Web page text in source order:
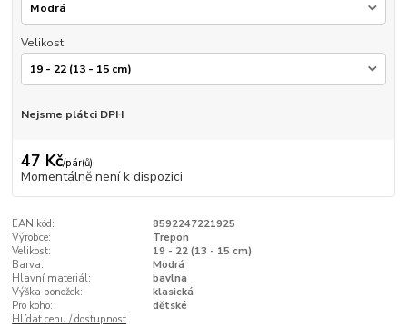
Velikost
Nejsme plátci DPH
47 Kč/pár(ů)
Momentálně není k dispozici
EAN kód:
8592247221925
Výrobce:
Trepon
Velikost:
19 - 22 (13 - 15 cm)
Barva:
Modrá
Hlavní materiál:
bavlna
Výška ponožek:
klasická
Pro koho:
dětské
Hlídat cenu / dostupnost